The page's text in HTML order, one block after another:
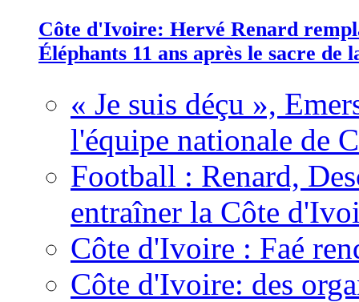
Côte d'Ivoire: Hervé Renard
Éléphants 11 ans après le sacre de
« Je suis déçu »,
l'équipe nationale de
Football : Renard,
entraîner la Côte
Côte d'Ivoire : Faé
Côte d'Ivoire: des